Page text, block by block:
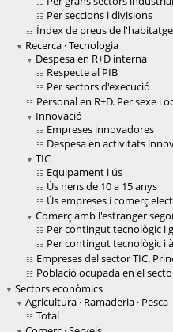
Per seccions i divisions
Índex de preus de l'habitatge
Recerca · Tecnologia
Despesa en R+D interna
Respecte al PIB
Per sectors d'execució
Personal en R+D. Per sexe i
Innovació
Empreses innovadores
Despesa en activitats
TIC
Equipament i ús
Ús nens de 10 a 15 anys
Ús empreses i comerç
Comerç amb l'estranger
Per contingut tecnològic i
Per contingut tecnològic i
Empreses del sector TIC.
Població ocupada en el
Sectors econòmics
Agricultura · Ramaderia · Pesca
Total